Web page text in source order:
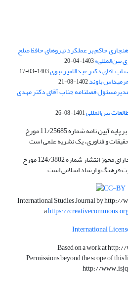
حاکم بر عملکرد نیروهای حافظ صلح
بین‌المللی»1403-04-20
آقای دکتر عبدالامیر نبوی1403-03-17
باوند1402-08-21
فصلنامه جناب آقای دکتر مهدی
بین‌المللی1401-08-26
فصلنامه مطالعات بین‌المللی بر پایه آیین نامه شماره 11/25685 مورخ
فصلنامه مطالعات بین‌المللی دارای مجوز انتشار شماره 124/3802 مورخ
International Studies Journal byhttp://
ahttps://
International
Based on a work at
Permissions beyond the scope of this
http://